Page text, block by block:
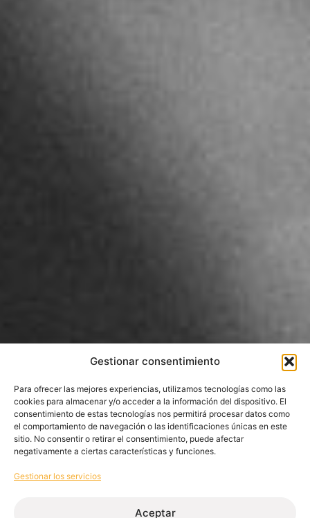
Gestionar consentimiento
Para ofrecer las mejores experiencias, utilizamos tecnologías como las
cookies para almacenar y/o acceder a la información del dispositivo. El
consentimiento de estas tecnologías nos permitirá procesar datos como
el comportamiento de navegación o las identificaciones únicas en este
sitio. No consentir o retirar el consentimiento, puede afectar
negativamente a ciertas características y funciones.
Gestionar los servicios
Aceptar